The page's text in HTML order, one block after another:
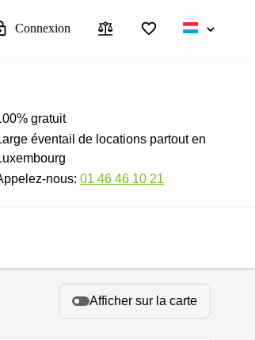
Connexion
gratuit
éventail de locations partout en
nous: 01 46 46 10 21
Afficher sur la carte